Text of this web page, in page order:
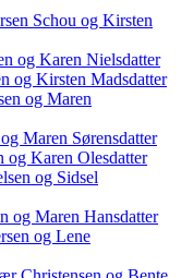
Schou og Kirsten
og Karen Nielsdatter
og Kirsten Madsdatter
og Maren
Maren Sørensdatter
og Karen Olesdatter
og Sidsel
og Maren Hansdatter
og Lene